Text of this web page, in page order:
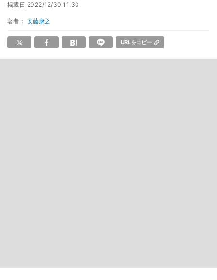
掲載日 2022/12/30 11:30
著者： 安藤康之
URLをコピー